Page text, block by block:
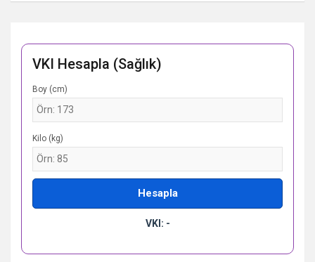
VKI Hesapla (Sağlık)
Boy (cm)
Kilo (kg)
Hesapla
VKI: -